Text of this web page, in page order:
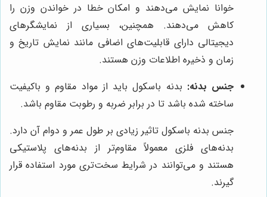
خوانا نمایش می‌دهند و امکان خطا در خواندن وزن را
کاهش می‌دهند. همچنین، بسیاری از نمایشگرهای
دیجیتالی دارای قابلیت‌های اضافی مانند نمایش تاریخ و
زمان و ذخیره اطلاعات وزن هستند.
جنس بدنه: بدنه باسکول باید از مواد مقاوم و باکیفیت
ساخته شده باشد تا در برابر ضربه و رطوبت مقاوم باشد.
جنس بدنه باسکول تاثیر زیادی بر طول عمر و دوام آن دارد.
بدنه‌های فلزی معمولاً مقاوم‌تر از بدنه‌های پلاستیکی
هستند و می‌توانند در شرایط سخت‌تری مورد استفاده قرار
گیرند.